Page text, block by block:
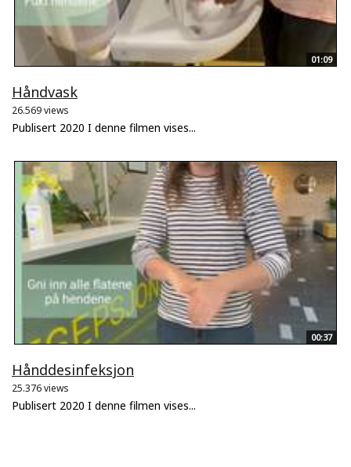
01:09
Håndvask
26.569 views
Publisert 2020 I denne filmen vises...
00:37
Hånddesinfeksjon
25.376 views
Publisert 2020 I denne filmen vises...